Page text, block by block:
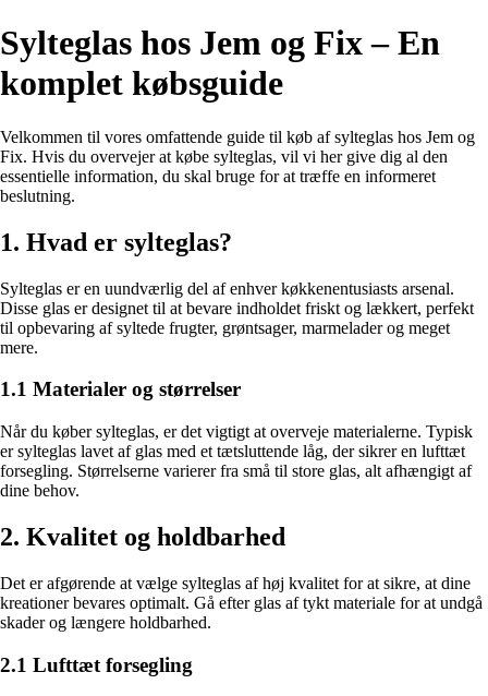
Sylteglas hos Jem og Fix – En
komplet købsguide
Velkommen til vores omfattende guide til køb af sylteglas hos Jem og
Fix. Hvis du overvejer at købe sylteglas, vil vi her give dig al den
essentielle information, du skal bruge for at træffe en informeret
beslutning.
1. Hvad er sylteglas?
Sylteglas er en uundværlig del af enhver køkkenentusiasts arsenal.
Disse glas er designet til at bevare indholdet friskt og lækkert, perfekt
til opbevaring af syltede frugter, grøntsager, marmelader og meget
mere.
1.1 Materialer og størrelser
Når du køber sylteglas, er det vigtigt at overveje materialerne. Typisk
er sylteglas lavet af glas med et tætsluttende låg, der sikrer en lufttæt
forsegling. Størrelserne varierer fra små til store glas, alt afhængigt af
dine behov.
2. Kvalitet og holdbarhed
Det er afgørende at vælge sylteglas af høj kvalitet for at sikre, at dine
kreationer bevares optimalt. Gå efter glas af tykt materiale for at undgå
skader og længere holdbarhed.
2.1 Lufttæt forsegling